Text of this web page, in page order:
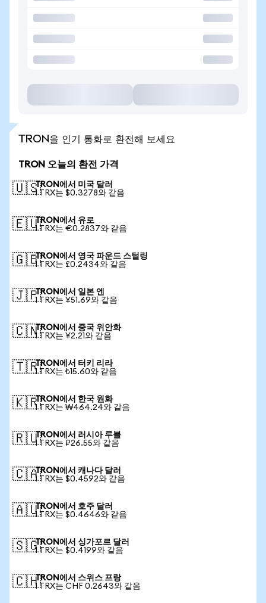
TRON을 인기 통화로 환전해 보세요
TRON 오늘의 환전 가격
🇺🇸TRON에서 미국 달러
1 TRX는 $0.3278와 같음
🇪🇺TRON에서 유로
1 TRX는 €0.2837와 같음
🇬🇧TRON에서 영국 파운드 스털링
1 TRX는 £0.2434와 같음
🇯🇵TRON에서 일본 엔
1 TRX는 ¥51.69와 같음
🇨🇳TRON에서 중국 위안화
1 TRX는 ¥2.21와 같음
🇹🇷TRON에서 터키 리라
1 TRX는 ₺15.60와 같음
🇰🇷TRON에서 한국 원화
1 TRX는 ₩464.24와 같음
🇷🇺TRON에서 러시아 루블
1 TRX는 ₽26.55와 같음
🇨🇦TRON에서 캐나다 달러
1 TRX는 $0.4592와 같음
🇦🇺TRON에서 호주 달러
1 TRX는 $0.4646와 같음
🇸🇬TRON에서 싱가포르 달러
1 TRX는 $0.4199와 같음
🇨🇭TRON에서 스위스 프랑
1 TRX는 CHF 0.2643와 같음